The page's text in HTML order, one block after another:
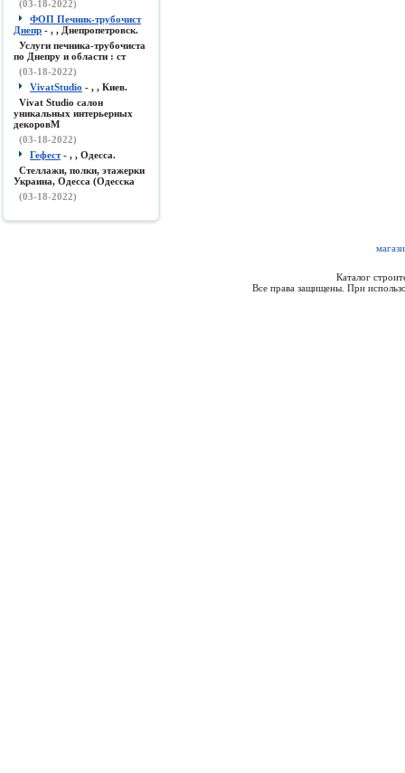
(03-18-2022)
ФОП Печник-трубочист
Днепр - , , Днепропетровск.
Услуги печника-трубочиста
по Днепру и области : ст
(03-18-2022)
VivatStudio - , , Киев.
Vivat Studio салон
уникальных интерьерных
декоровМ
(03-18-2022)
Гефест- , , Одесса.
Стеллажи, полки, этажерки
Украина, Одесса (Одесска
(03-18-2022)
Каталог
Все права защищены. При